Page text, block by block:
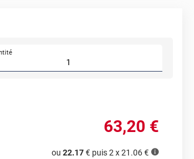
63,20 €
ou 22.17€ puis 2 x21.06€